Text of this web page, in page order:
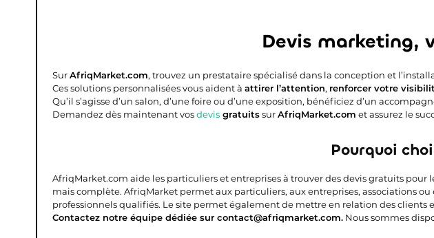
Devis marketing,
SurAfriqMarket.com, trouvez un prestataire spécialisé dans la conception et
Ces solutions personnalisées vous aident à attirer l’attention, renforcer votre
Qu’il s’agisse d’un salon, d’une foire ou d’une exposition, bénéficiez d’un
Demandez dès maintenant vosdevis gratuitssurAfriqMarket.com et assurez le
Pourquoi
AfriqMarket.com aide les particuliers et entreprises à trouver des devis gratuits
mais complète. AfriqMarket permet aux particuliers, aux entreprises, associations
professionnels qualifiés. Le site permet également de mettre en relation des clients
Contactez notre équipe dédiée sur contact@afriqmarket.com. Nous sommes